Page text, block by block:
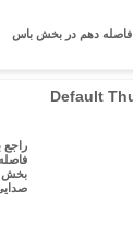
فاصله دهم در بخش باس
راجع
بخش